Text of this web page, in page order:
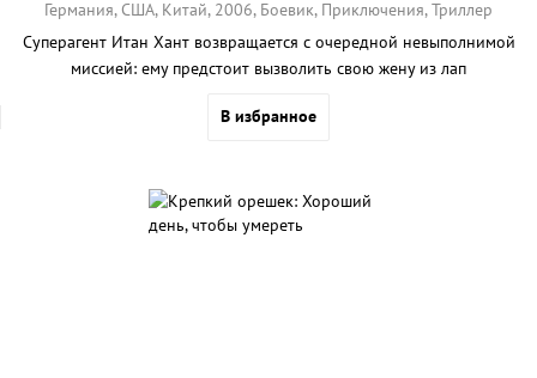
Германия, США, Китай, 2006, Боевик, Приключения, Триллер
Суперагент Итан Хант возвращается с очередной невыполнимой
миссией: ему предстоит вызволить свою жену из лап
В избранное